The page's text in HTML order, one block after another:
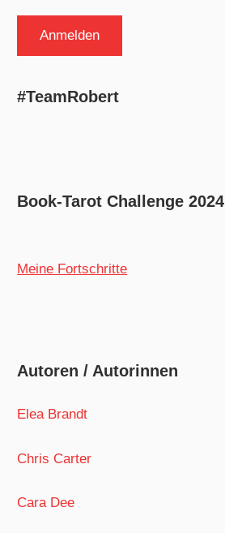
#TeamRobert
Book-Tarot Challenge 2024
Meine Fortschritte
Autoren / Autorinnen
Elea Brandt
Chris Carter
Cara Dee